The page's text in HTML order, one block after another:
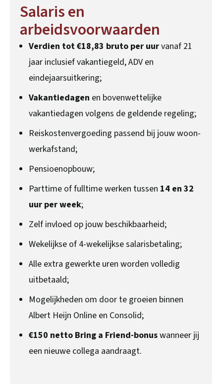
Salaris en
arbeidsvoorwaarden
Verdien tot €18,83 bruto per uurvanaf 21
jaar inclusief vakantiegeld, ADV en
eindejaarsuitkering;
Vakantiedagen en bovenwettelijke
vakantiedagen volgens de geldende regeling;
Reiskostenvergoeding passend bij jouw woon-
werkafstand;
Pensioenopbouw;
Parttime of fulltime werken tussen 14 en 32
uur per week;
Zelf invloed op jouw beschikbaarheid;
Wekelijkse of 4-wekelijkse salarisbetaling;
Alle extra gewerkte uren worden volledig
uitbetaald;
Mogelijkheden om door te groeien binnen
Albert Heijn Online en Consolid;
€150 netto Bring a Friend-bonuswanneer jij
een nieuwe collega aandraagt.